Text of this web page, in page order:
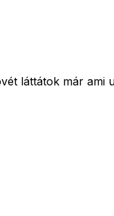
láttátok már ami